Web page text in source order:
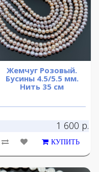
Жемчуг Розовый.
Бусины 4.5/5.5 мм.
Нить 35 см
1 600 р.
КУПИТЬ